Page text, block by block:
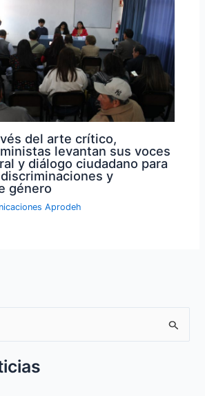
del arte crítico,
levantan sus voces
y diálogo ciudadano para
y
género
Aprodeh